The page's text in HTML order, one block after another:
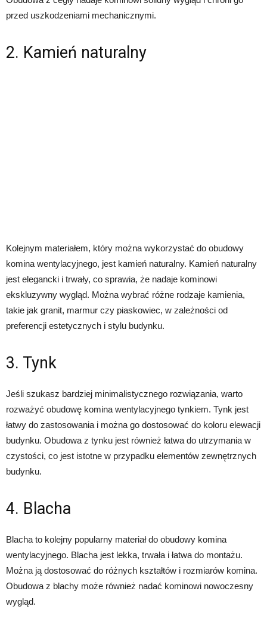
przed uszkodzeniami mechanicznymi.
2. Kamień naturalny
Kolejnym materiałem, który można wykorzystać do obudowy
komina wentylacyjnego, jest kamień naturalny. Kamień naturalny
jest elegancki i trwały, co sprawia, że nadaje kominowi
ekskluzywny wygląd. Można wybrać różne rodzaje kamienia,
takie jak granit, marmur czy piaskowiec, w zależności od
preferencji estetycznych i stylu budynku.
3. Tynk
Jeśli szukasz bardziej minimalistycznego rozwiązania, warto
rozważyć obudowę komina wentylacyjnego tynkiem. Tynk jest
łatwy do zastosowania i można go dostosować do koloru elewacji
budynku. Obudowa z tynku jest również łatwa do utrzymania w
czystości, co jest istotne w przypadku elementów zewnętrznych
budynku.
4. Blacha
Blacha to kolejny popularny materiał do obudowy komina
wentylacyjnego. Blacha jest lekka, trwała i łatwa do montażu.
Można ją dostosować do różnych kształtów i rozmiarów komina.
Obudowa z blachy może również nadać kominowi nowoczesny
wygląd.